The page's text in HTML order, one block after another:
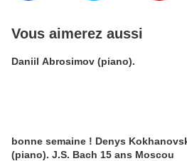
Vous aimerez aussi
Daniil Abrosimov (piano).
bonne semaine ! Denys Kokhanovsky
(piano). J.S. Bach 15 ans Moscou